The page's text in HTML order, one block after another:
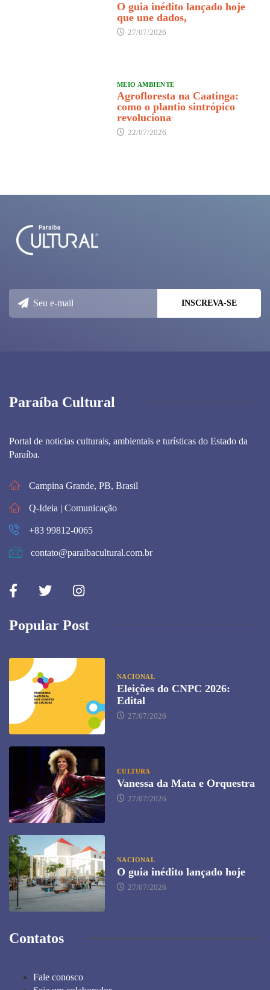
O guia inédito lançado hoje
que une dados,
27/07/2026
MEIO AMBIENTE
Agrofloresta na Caatinga:
como o plantio sintrópico
revoluciona
22/07/2026
Paraíba Cultural
Portal de noticias culturais, ambientais e turísticas do Estado da
Paraíba.
Campina Grande, PB, Brasil
Q-Ideia | Comunicação
+83 99812-0065
contato@paraibacultural.com.br
Popular Post
NACIONAL
Eleições do CNPC 2026:
Edital
27/07/2026
CULTURA
Vanessa da Mata e Orquestra
27/07/2026
NACIONAL
O guia inédito lançado hoje
27/07/2026
Contatos
Fale conosco